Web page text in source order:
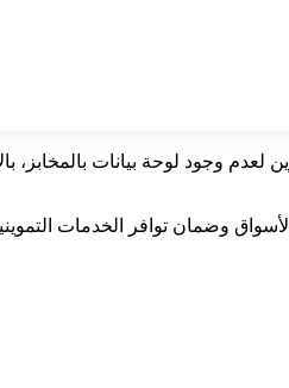
ومحضرين لعدم وجود لوحة بيانات
وضمان توافر الخدمات